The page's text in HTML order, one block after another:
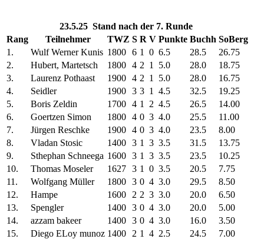
23.5.25 Stand nach der 7. Runde
Rang
Teilnehmer TWZ S R V Punkte Buchh SoBerg
1.
Wulf Werner Kunis 1800 6 1 0 6.5 28.5
26.75
2.
Hubert, Martetsch 1800 4 2 1 5.0 28.0
18.75
3.
Laurenz Pothaast 1900 4 2 1 5.0 28.0
16.75
4.
Seidler 1900 3 3 1 4.5 32.5
19.25
5.
Boris Zeldin 1700 4 1 2 4.5 26.5
14.00
6.
Goertzen Simon 1800 4 0 3 4.0 25.5
11.00
7.
Jürgen Reschke 1900 4 0 3 4.0 23.5
8.00
8.
Vladan Stosic 1400 3 1 3 3.5 31.5
13.75
9.
Sthephan Schneega 1600 3 1 3 3.5 23.5
10.25
10.
Thomas Moseler 1627 3 1 0 3.5 20.5
7.75
11.
Wolfgang Müller 1800 3 0 4 3.0 29.5
8.50
12.
Hampe 1600 2 2 3 3.0 20.0
6.50
13.
Spengler 1400 3 0 4 3.0 20.0
5.00
14.
azzam bakeer 1400 3 0 4 3.0 16.0
3.50
15.
Diego ELoy munoz 1400 2 1 4 2.5 24.5
7.00